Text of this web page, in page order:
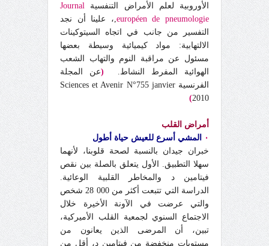
الأوروبية لعلم الأمراض التنفسية Journal
européen de pneumologie,، علينا أن نجد
التفسير من جانب في اتجاه السيتوكينات
الالتهابية: مواد كيميائية وسيطة بعضها
مسئول عن مراقبة النوم والتهاب الشعب
الهوائية المفرط النشاط. (عن المجلة
الفرنسية Sciences et Avenir N°755 janvier
2010
)
أمراض القلب
٠
المشي أسرع للعيش حياة أطول
خبران جيدان بالنسبة لصحة قلوبنا، لأنهما
سهلا التطبيق. الأول يتعلق بالصلة بين نقص
فيتامين د والمخاطر القلبية الوعائية.
الدراسة التي تتبعت أكثر من 000 28 شخص
والتي عرضت في الآونة الأخيرة خلال
الاجتماع السنوي لجمعية القلب الأميركية،
تبين، أن المرضى الذين يعانون من
مستويات منخفضة من فيتامين د، أقل من